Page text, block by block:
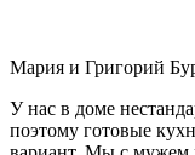
Мария и Григорий
У нас в доме
поэтому готовые